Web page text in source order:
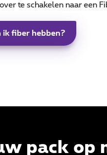
te schakelen naar een
ik fiber hebben?
pack op